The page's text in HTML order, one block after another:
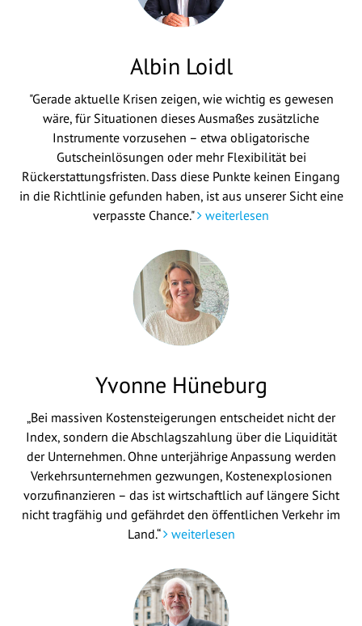
Albin Loidl
"Gerade aktuelle Krisen zeigen, wie wichtig es gewesen
wäre, für Situationen dieses Ausmaßes zusätzliche
Instrumente vorzusehen – etwa obligatorische
Gutscheinlösungen oder mehr Flexibilität bei
Rückerstattungsfristen. Dass diese Punkte keinen Eingang
in die Richtlinie gefunden haben, ist aus unserer Sicht eine
verpasste Chance."
weiterlesen
Yvonne Hüneburg
„Bei massiven Kostensteigerungen entscheidet nicht der
Index, sondern die Abschlagszahlung über die Liquidität
der Unternehmen. Ohne unterjährige Anpassung werden
Verkehrsunternehmen gezwungen, Kostenexplosionen
vorzufinanzieren – das ist wirtschaftlich auf längere Sicht
nicht tragfähig und gefährdet den öffentlichen Verkehr im
Land.“ weiterlesen